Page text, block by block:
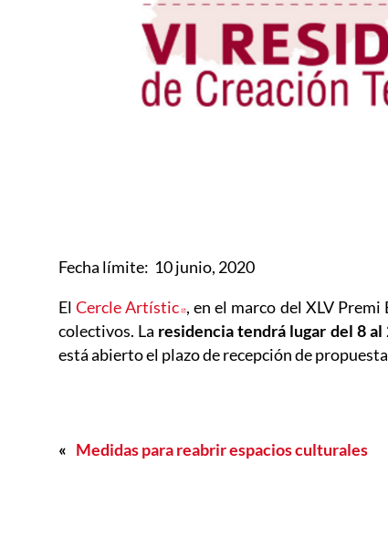
Fecha límite: 10 junio, 2020
ElCercle Artístic Abre en nueva ventana
, en el marco del XLV
colectivos. La residencia tendrá lugar del 8
está abierto el plazo de recepción de
« Medidas para reabrir espacios culturales